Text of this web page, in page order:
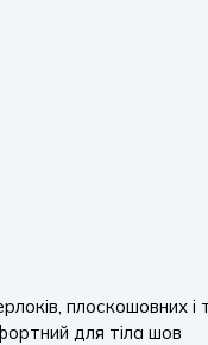
плоскошовних
для тіла шов